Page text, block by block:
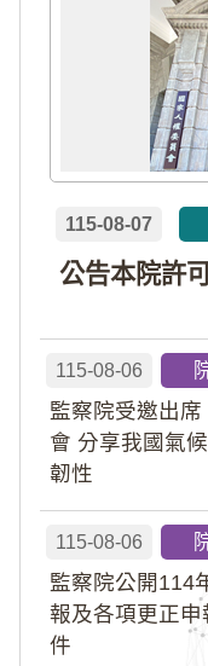
115-08-07
115-08-06
監察院受邀出
會 分享我國氣
韌性
115-08-06
監察院公開114
報及各項更正
件